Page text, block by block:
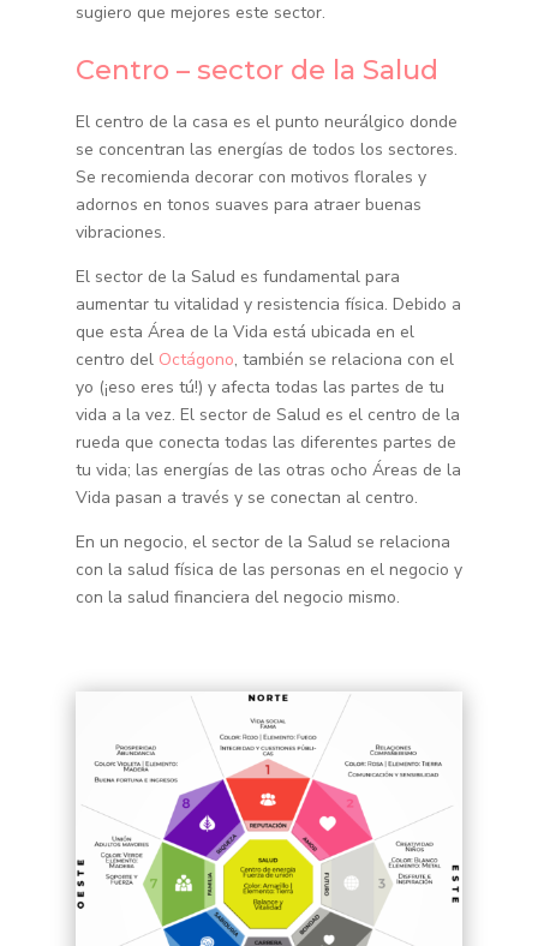
sugiero que mejores este sector.
Centro – sector de la Salud
El centro de la casa es el punto neurálgico donde
se concentran las energías de todos los sectores.
Se recomienda decorar con motivos florales y
adornos en tonos suaves para atraer buenas
vibraciones.
El sector de la Salud es fundamental para
aumentar tu vitalidad y resistencia física. Debido a
que esta Área de la Vida está ubicada en el
centro del Octágono, también se relaciona con el
yo (¡eso eres tú!) y afecta todas las partes de tu
vida a la vez. El sector de Salud es el centro de la
rueda que conecta todas las diferentes partes de
tu vida; las energías de las otras ocho Áreas de la
Vida pasan a través y se conectan al centro.
En un negocio, el sector de la Salud se relaciona
con la salud física de las personas en el negocio y
con la salud financiera del negocio mismo.